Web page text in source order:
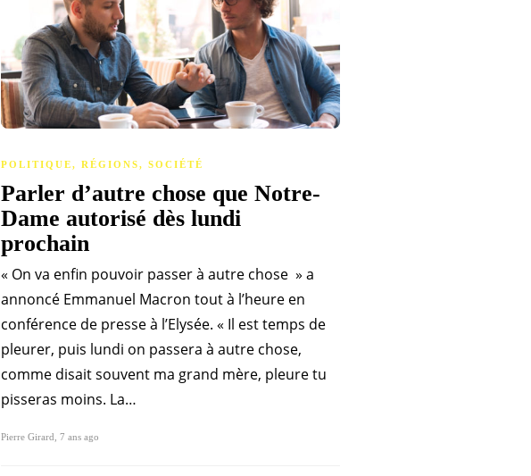
POLITIQUE, RÉGIONS, SOCIÉTÉ
Parler d’autre chose que Notre-
Dame autorisé dès lundi
prochain
« On va enfin pouvoir passer à autre chose » a
annoncé Emmanuel Macron tout à l’heure en
conférence de presse à l’Elysée. « Il est temps de
pleurer, puis lundi on passera à autre chose,
comme disait souvent ma grand mère, pleure tu
pisseras moins. La…
Pierre Girard, 7 ans ago